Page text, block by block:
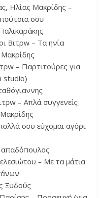
Ηλίας Μακρίδης –
σου
Bιτρw – Τα ηνία
Μακρίδης
– Παρτιτούρες για
studio)
– Απλά συγγενείς
σου εύχομαι αγόρι
– Με τα μάτια
Ξυδούς